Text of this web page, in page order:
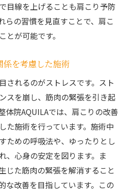
目線を上げることも肩こり予防
らの習慣を見直すことで、肩こ
とが可能です。
係を考慮した施術
されるのがストレスです。スト
スを崩し、筋肉の緊張を引き起
体院AQUILAでは、肩こりの改善
た施術を行っています。施術中
ための呼吸法や、ゆったりとし
、心身の安定を図ります。ま
じた筋肉の緊張を解消すること
な改善を目指しています。この